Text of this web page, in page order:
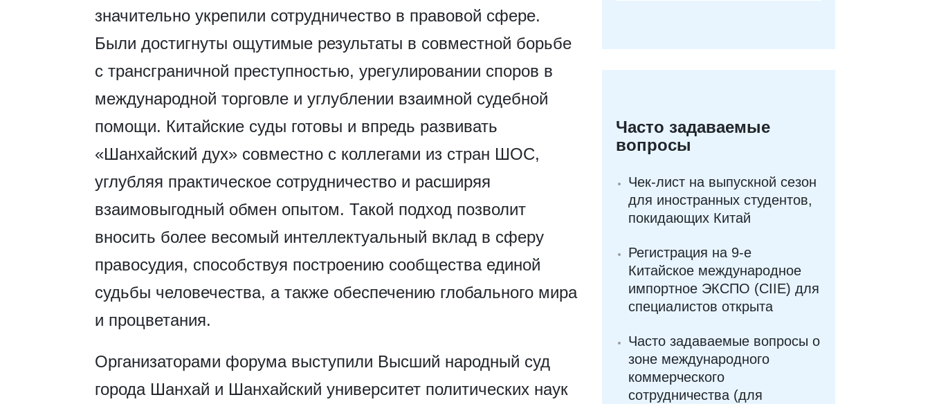
значительно укрепили сотрудничество в правовой сфере.
Были достигнуты ощутимые результаты в совместной борьбе
с трансграничной преступностью, урегулировании споров в
международной торговле и углублении взаимной судебной
помощи. Китайские суды готовы и впредь развивать
«Шанхайский дух» совместно с коллегами из стран ШОС,
углубляя практическое сотрудничество и расширяя
взаимовыгодный обмен опытом. Такой подход позволит
вносить более весомый интеллектуальный вклад в сферу
правосудия, способствуя построению сообщества единой
судьбы человечества, а также обеспечению глобального мира
и процветания.
Организаторами форума выступили Высший народный суд
города Шанхай и Шанхайский университет политических наук
Часто задаваемые
вопросы
Чек-лист на выпускной сезон
для иностранных студентов,
покидающих Китай
Регистрация на 9-е
Китайское международное
импортное ЭКСПО (CIIE) для
специалистов открыта
Часто задаваемые вопросы о
зоне международного
коммерческого
сотрудничества (для